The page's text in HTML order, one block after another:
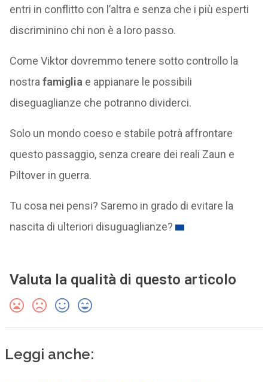
entri in conflitto con l’altra e senza che i più esperti
discriminino chi non è a loro passo.
Come Viktor dovremmo tenere sotto controllo la
nostra famiglia e appianare le possibili
diseguaglianze che potranno dividerci.
Solo un mondo coeso e stabile potrà affrontare
questo passaggio, senza creare dei reali Zaun e
Piltover in guerra.
Tu cosa nei pensi? Saremo in grado di evitare la
nascita di ulteriori disuguaglianze?
Valuta la qualità di questo articolo
Leggi anche: